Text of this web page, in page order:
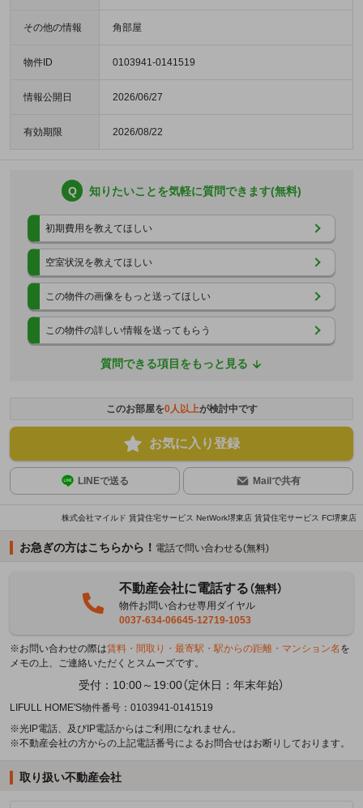
その他の情報 角部屋
物件ID 0103941-0141519
情報公開日 2026/06/27
有効期限 2026/08/22
Q 知りたいことを気軽に質問できます(無料)
初期費用を教えてほしい
空室状況を教えてほしい
この物件の画像をもっと送ってほしい
この物件の詳しい情報を送ってもらう
質問できる項目をもっと見る
このお部屋を0人以上が検討中です
お気に入り登録
LINEで送る Mailで共有
株式会社マイルド 賃貸住宅サービス NetWork堺東店 賃貸住宅サービス FC堺東店
お急ぎの方はこちらから！ 電話で問い合わせる(無料)
不動産会社に電話する（無料）
物件お問い合わせ専用ダイヤル
0037-634-06645-12719-1053
※お問い合わせの際は賃料・間取り・最寄駅・駅からの距離・マンション名 を
メモの上、ご連絡いただくとスムーズです。
受付：10:00～19:00（定休日：年末年始）
LIFULL HOME'S物件番号：0103941-0141519
※光IP電話、及びIP電話からはご利用になれません。
※不動産会社の方からの上記電話番号によるお問合せはお断りしております。
取り扱い不動産会社